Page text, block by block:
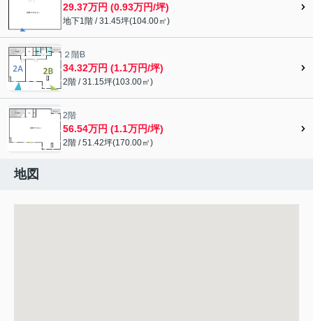
29.37万円 (0.93万円/坪)
地下1階 / 31.45坪(104.00㎡)
２階B
34.32万円 (1.1万円/坪)
2階 / 31.15坪(103.00㎡)
2階
56.54万円 (1.1万円/坪)
2階 / 51.42坪(170.00㎡)
地図